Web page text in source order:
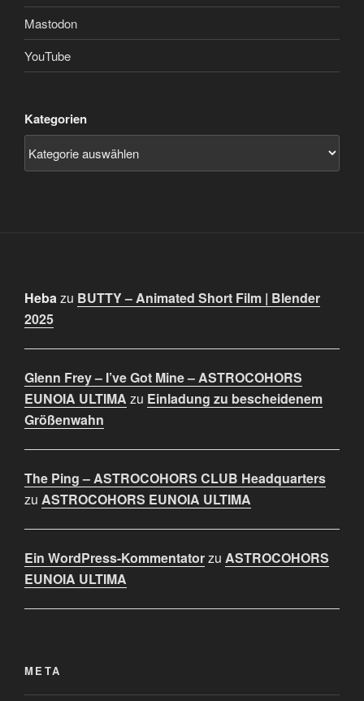
Mastodon
YouTube
Kategorien
Hebazu BUTTY – Animated Short Film | Blender
2025
Glenn Frey – I’ve Got Mine – ASTROCOHORS
EUNOIA ULTIMA zu Einladung zu bescheidenem
Größenwahn
The Ping – ASTROCOHORS CLUB Headquarters
zu ASTROCOHORS EUNOIA ULTIMA
Ein WordPress-Kommentatorzu ASTROCOHORS
EUNOIA ULTIMA
META